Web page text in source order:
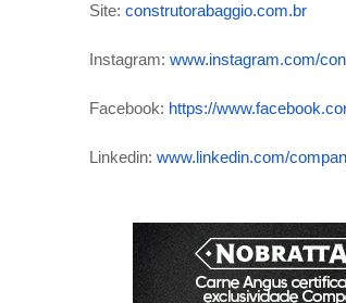
Site: construtorabaggio.com.br
Instagram: www.instagram.com/
Facebook: https://
Linkedin: www.linkedin.com/